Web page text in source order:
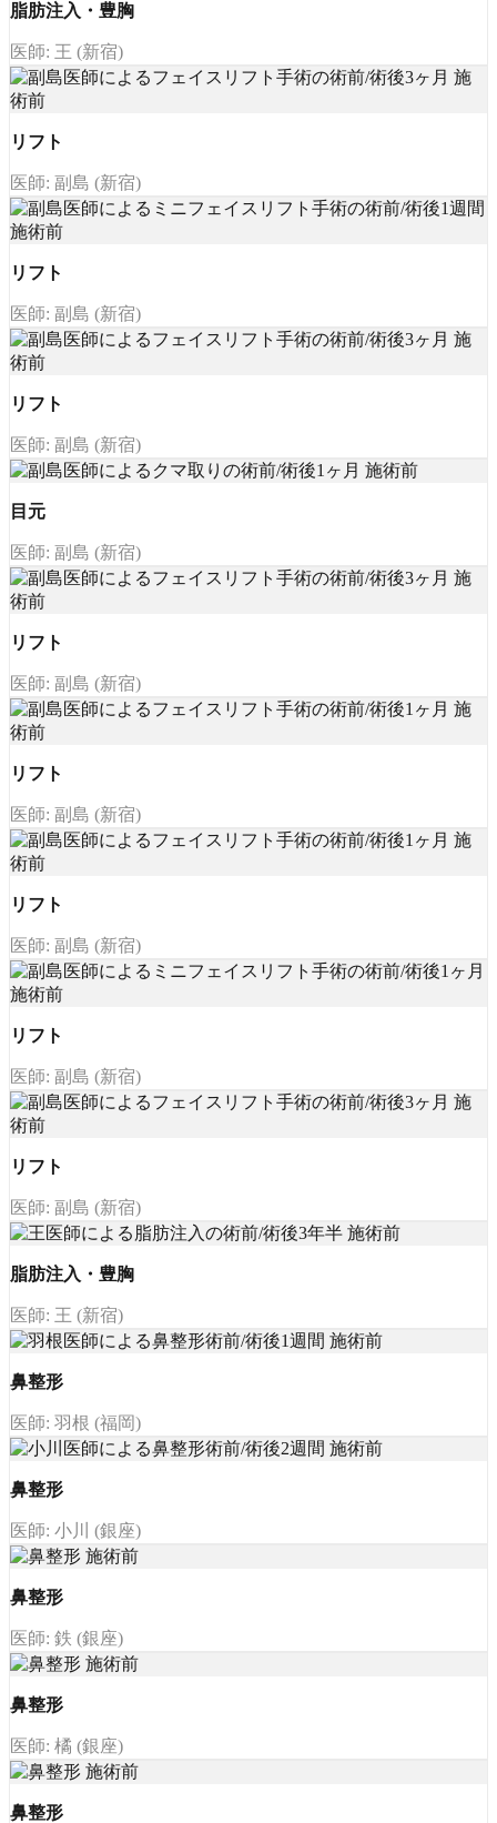
脂肪注入・豊胸
医師: 王 (新宿)
リフト
医師: 副島 (新宿)
リフト
医師: 副島 (新宿)
リフト
医師: 副島 (新宿)
目元
医師: 副島 (新宿)
リフト
医師: 副島 (新宿)
リフト
医師: 副島 (新宿)
リフト
医師: 副島 (新宿)
リフト
医師: 副島 (新宿)
リフト
医師: 副島 (新宿)
脂肪注入・豊胸
医師: 王 (新宿)
鼻整形
医師: 羽根 (福岡)
鼻整形
医師: 小川 (銀座)
鼻整形
医師: 鉄 (銀座)
鼻整形
医師: 橘 (銀座)
鼻整形